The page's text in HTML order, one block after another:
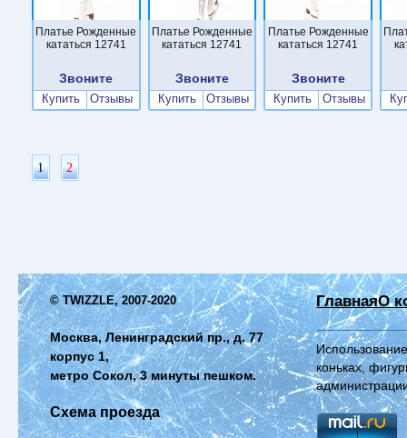
Платье Рожденные
кататься 12741
Звоните
Купить Отзывы
Платье Рожденные
кататься 12741
Звоните
Купить Отзывы
Платье Рожденные
кататься 12741
Звоните
Купить Отзывы
1 2
© TWIZZLE, 2007-2020
Москва, Ленинградский пр., д. 77
корпус 1,
метро Сокол, 3 минуты пешком.
Схема проезда
ГлавнаяО
коньках,